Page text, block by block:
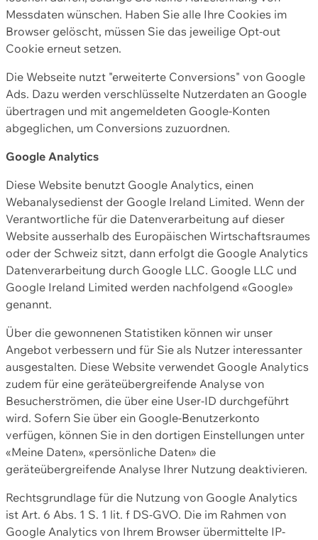
Messdaten wünschen. Haben Sie alle Ihre Cookies im
Browser gelöscht, müssen Sie das jeweilige Opt-out
Cookie erneut setzen.
Die Webseite nutzt "erweiterte Conversions" von Google
Ads. Dazu werden verschlüsselte Nutzerdaten an Google
übertragen und mit angemeldeten Google-Konten
abgeglichen, um Conversions zuzuordnen.
Google Analytics
Diese Website benutzt Google Analytics, einen
Webanalysedienst der Google Ireland Limited. Wenn der
Verantwortliche für die Datenverarbeitung auf dieser
Website ausserhalb des Europäischen Wirtschaftsraumes
oder der Schweiz sitzt, dann erfolgt die Google Analytics
Datenverarbeitung durch Google LLC. Google LLC und
Google Ireland Limited werden nachfolgend «Google»
genannt.
Über die gewonnenen Statistiken können wir unser
Angebot verbessern und für Sie als Nutzer interessanter
ausgestalten. Diese Website verwendet Google Analytics
zudem für eine geräteübergreifende Analyse von
Besucherströmen, die über eine User-ID durchgeführt
wird. Sofern Sie über ein Google-Benutzerkonto
verfügen, können Sie in den dortigen Einstellungen unter
«Meine Daten», «persönliche Daten» die
geräteübergreifende Analyse Ihrer Nutzung deaktivieren.
Rechtsgrundlage für die Nutzung von Google Analytics
ist Art. 6 Abs. 1 S. 1 lit. f DS-GVO. Die im Rahmen von
Google Analytics von Ihrem Browser übermittelte IP-